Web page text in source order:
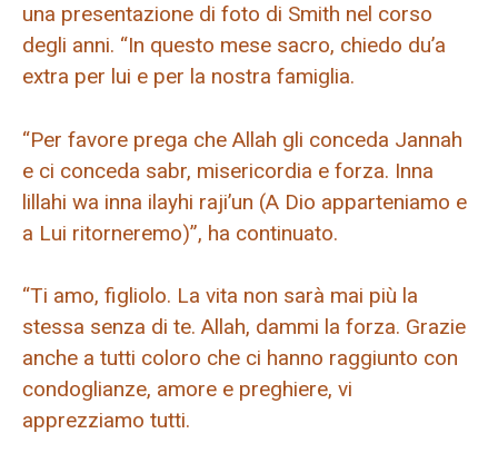
una presentazione di foto di Smith nel corso
degli anni. “In questo mese sacro, chiedo du’a
extra per lui e per la nostra famiglia.
“Per favore prega che Allah gli conceda Jannah
e ci conceda sabr, misericordia e forza. Inna
lillahi wa inna ilayhi raji’un (A Dio apparteniamo e
a Lui ritorneremo)”, ha continuato.
“Ti amo, figliolo. La vita non sarà mai più la
stessa senza di te. Allah, dammi la forza. Grazie
anche a tutti coloro che ci hanno raggiunto con
condoglianze, amore e preghiere, vi
apprezziamo tutti.